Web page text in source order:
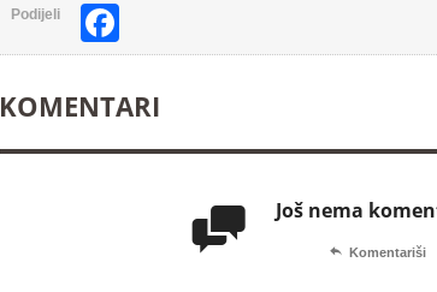
Podijeli
KOMENTARI
 Još nema
 Komentariši